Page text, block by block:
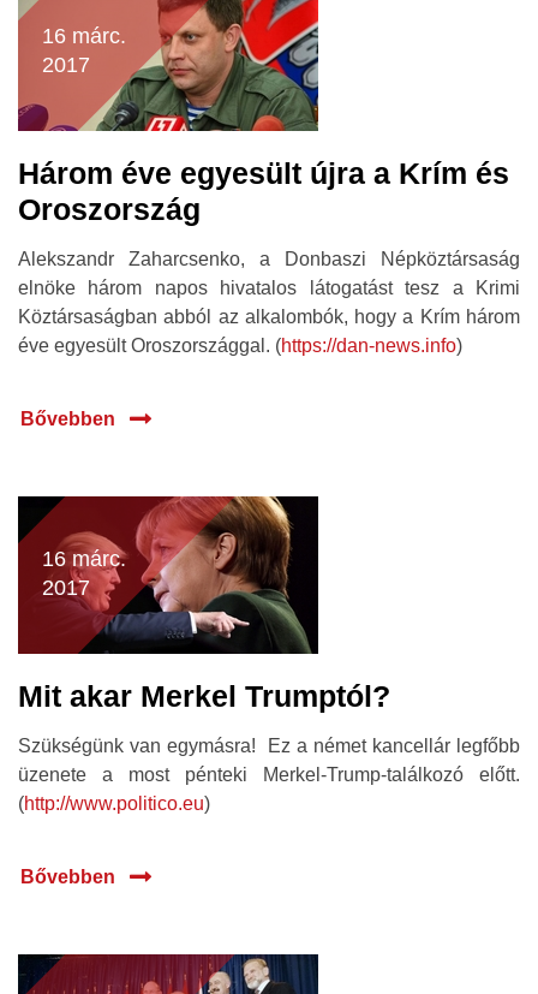
16 márc.
2017
Három éve egyesült újra a Krím és
Oroszország
Alekszandr Zaharcsenko, a Donbaszi Népköztársaság
elnöke három napos hivatalos látogatást tesz a Krimi
Köztársaságban abból az alkalombók, hogy a Krím három
éve egyesült Oroszországgal. (https://dan-news.info)
Bővebben
16 márc.
2017
Mit akar Merkel Trumptól?
Szükségünk van egymásra! Ez a német kancellár legfőbb
üzenete a most pénteki Merkel-Trump-találkozó előtt.
(http://www.politico.eu)
Bővebben